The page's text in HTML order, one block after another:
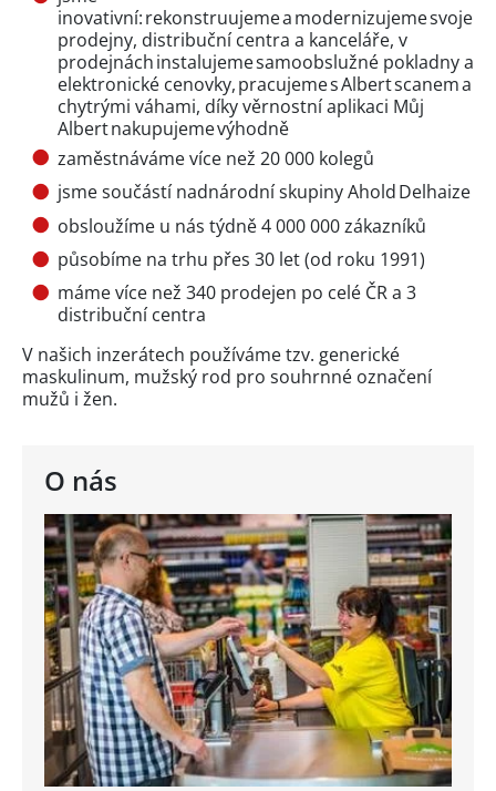
O nás
inovativní: rekonstruujeme a modernizujeme svoje
prodejny, distribuční centra a kanceláře, v
prodejnách instalujeme samoobslužné pokladny a
elektronické cenovky, pracujeme s Albert scanem a
chytrými váhami, díky věrnostní aplikaci Můj
Albert nakupujeme výhodně
zaměstnáváme více než 20 000 kolegů
jsme součástí nadnárodní skupiny Ahold Delhaize
obsloužíme u nás týdně 4 000 000 zákazníků
působíme na trhu přes 30 let (od roku 1991)
máme více než 340 prodejen po celé ČR a 3
distribuční centra
V našich inzerátech používáme tzv. generické
maskulinum, mužský rod pro souhrnné označení
mužů i žen.